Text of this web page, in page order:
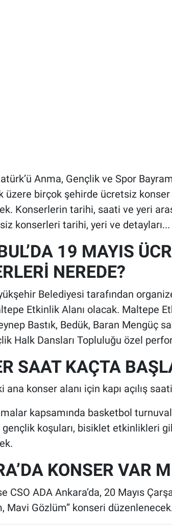
Anma, Gençlik ve Spor
üzere birçok şehirde ücretsiz
Konserlerin tarihi, saati ve yeri
konserleri tarihi, yeri ve detayları...
19 MAYIS
NEREDE?
Belediyesi tarafından
Etkinlik Alanı olacak. Maltepe
Bastık, Bedük, Baran Mengüç
Halk Dansları Topluluğu özel
SAAT KAÇTA
ana konser alanı için kapı açılış
kapsamında basketbol
gençlik koşuları, bisiklet etkinlikleri
KONSER VAR
CSO ADA Ankara’da, 20 Mayıs
Mavi Gözlüm” konseri